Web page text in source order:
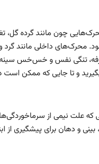
چون مانند گرده
محرک‌های داخلی مانند گرد
تنگی نفس و خس‌خس سینه
و تا جایی که ممکن
که علت نیمی از
و دهان برای پیشگیری از